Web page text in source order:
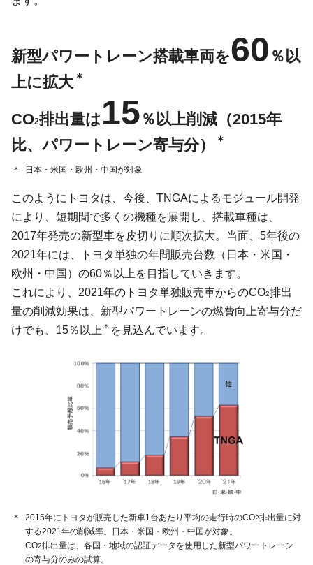
新型パワートレーン搭載車両を60 ％以
上に拡大 ＊
CO2排出量は15 ％以上削減（2015年
比、パワートレーン寄与分）
＊
＊ 日本・米国・欧州・中国が対象
このようにトヨタは、今後、TNGAによるモジュール開発
により、短期間で多くの機種を展開し、搭載車種は、
2017年発売の新型車を皮切りに順次拡大。当面、5年後の
2021年には、トヨタ単独の年間販売台数（日本・米国・
欧州・中国）の60％以上を目指していきます。
これにより、2021年のトヨタ単独販売車からのCO2排出
量の削減効果は、新型パワートレーンの燃費向上寄与分だ
けでも、15％以上 ＊ を見込んでいます。
＊ 2015年にトヨタが販売した新車1台あたり平均の走行時のCO2排出量に対
する2021年の削減率。日本・米国・欧州・中国が対象。
CO2排出量は、各国・地域の認証データを使用した新型パワートレーン
の寄与分のみの試算。